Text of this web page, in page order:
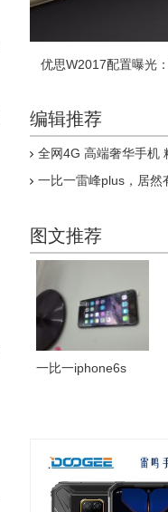
优思W2017配置曝光
编辑推荐
全网4G 高端奢华手机
一比一雷峰plus，居然
图文推荐
一比一iphone6s